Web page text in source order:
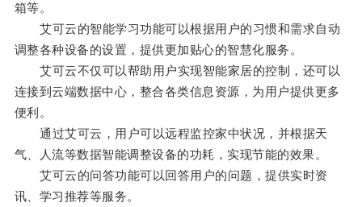
箱等。
艾可云的智能学习功能可以根据用户的习惯和需求自动
调整各种设备的设置，提供更加贴心的智慧化服务。
艾可云不仅可以帮助用户实现智能家居的控制，还可以
连接到云端数据中心，整合各类信息资源，为用户提供更多
便利。
通过艾可云，用户可以远程监控家中状况，并根据天
气、人流等数据智能调整设备的功耗，实现节能的效果。
艾可云的问答功能可以回答用户的问题，提供实时资
讯、学习推荐等服务。